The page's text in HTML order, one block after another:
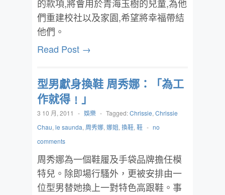
的款項,將會用於青海玉樹的兒童,為他
們重建校社以及家園,希望將幸福帶結
他們。
Read Post →
型男獻身換鞋 周秀娜：「為工
作就得﹗」
3 10 月, 2011 - 娛樂 - Tagged:Chrissie, Chrissie
Chau, le saunda, 周秀娜, 娜姐, 換鞋, 鞋 - no
comments
周秀娜為一個鞋履及手袋品牌擔任模
特兒。除即場行騷外，更被安排由一
位型男替她換上一對特色高跟鞋。事